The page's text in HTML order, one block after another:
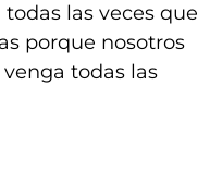
todas las veces que
porque nosotros
todas las